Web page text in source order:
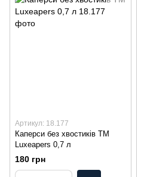
Артикул: 18.177
Каперси без хвостиків TM
Luxeapers 0,7 л
180 грн